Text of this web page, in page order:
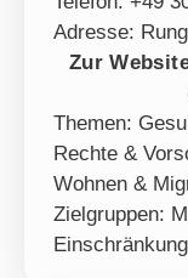
Adresse:
Zur
Themen:
Rechte &
Wohnen &
Zielgruppen: